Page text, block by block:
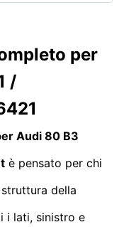
per
/
Audi 80 B3
è pensato per chi
della
i lati, sinistro e